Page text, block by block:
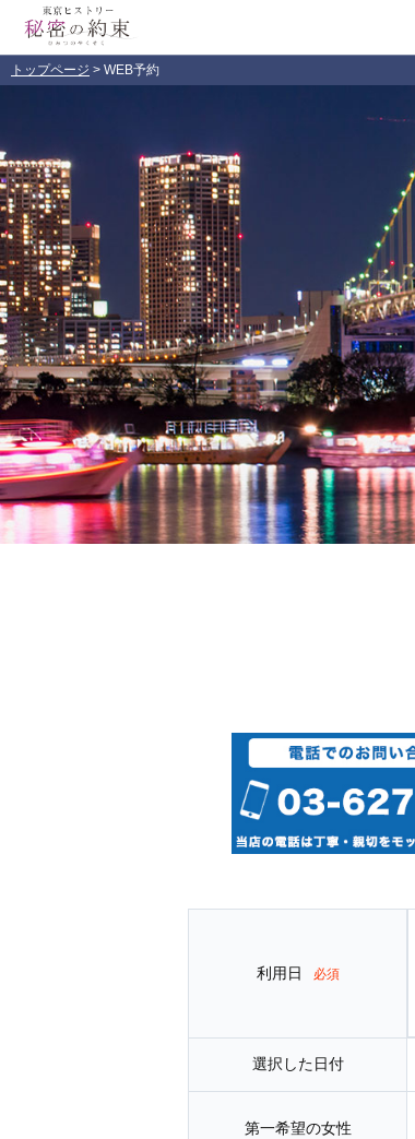
トップページ > WEB予約
利用日 必須
選択した日付
第一希望の女性